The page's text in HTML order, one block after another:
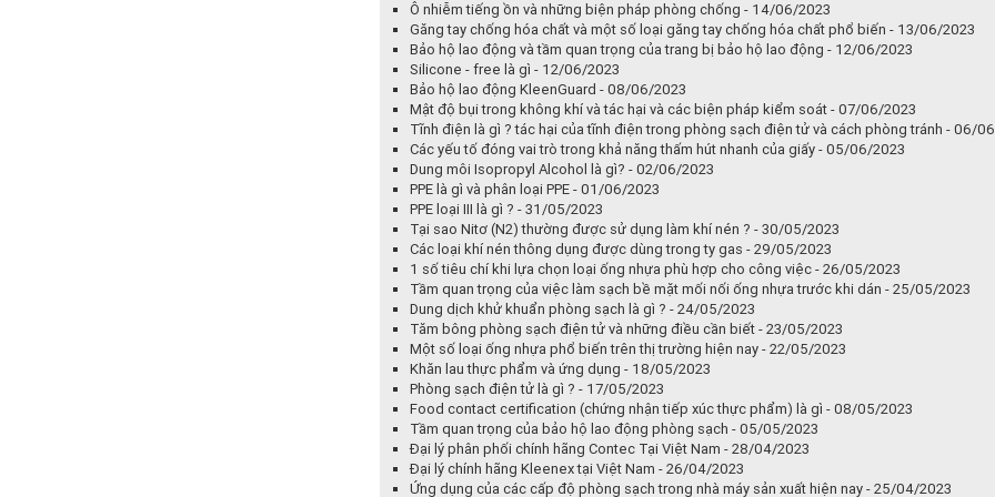
Ô nhiễm tiếng ồn và những biện pháp phòng chống - 14/06/2023
Găng tay chống hóa chất và một số loại găng tay chống hóa chất phổ biến - 13/06/2023
Bảo hộ lao động và tầm quan trọng của trang bị bảo hộ lao động - 12/06/2023
Silicone - free là gì - 12/06/2023
Bảo hộ lao động KleenGuard - 08/06/2023
Mật độ bụi trong không khí và tác hại và các biện pháp kiểm soát - 07/06/2023
Tĩnh điện là gì ? tác hại của tĩnh điện trong phòng sạch điện tử và cách phòng tránh - 06/
Các yếu tố đóng vai trò trong khả năng thấm hút nhanh của giấy - 05/06/2023
Dung môi Isopropyl Alcohol là gì? - 02/06/2023
PPE là gì và phân loại PPE - 01/06/2023
PPE loại III là gì ? - 31/05/2023
Tại sao Nitơ (N2) thường được sử dụng làm khí nén ? - 30/05/2023
Các loại khí nén thông dụng được dùng trong ty gas - 29/05/2023
1 số tiêu chí khi lựa chọn loại ống nhựa phù hợp cho công việc - 26/05/2023
Tầm quan trọng của việc làm sạch bề mặt mối nối ống nhựa trước khi dán - 25/05/2023
Dung dịch khử khuẩn phòng sạch là gì ? - 24/05/2023
Tăm bông phòng sạch điện tử và những điều cần biết - 23/05/2023
Một số loại ống nhựa phổ biến trên thị trường hiện nay - 22/05/2023
Khăn lau thực phẩm và ứng dụng - 18/05/2023
Phòng sạch điện tử là gì ? - 17/05/2023
Food contact certification (chứng nhận tiếp xúc thực phẩm) là gì - 08/05/2023
Tầm quan trọng của bảo hộ lao động phòng sạch - 05/05/2023
Đại lý phân phối chính hãng Contec Tại Việt Nam - 28/04/2023
Đại lý chính hãng Kleenex tại Việt Nam - 26/04/2023
Ứng dụng của các cấp độ phòng sạch trong nhà máy sản xuất hiện nay - 25/04/2023